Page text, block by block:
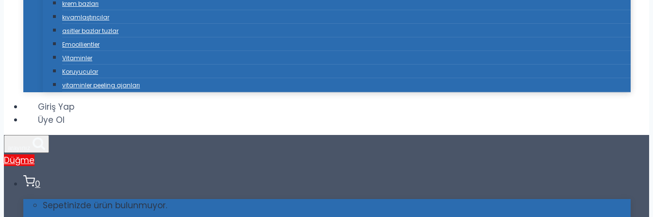
krem bazları
kıvamlaştırıcılar
asitler bazlar tuzlar
Emoollientler
Vitaminler
Koruyucular
vitaminler peeling ajanları
Giriş Yap
Üye Ol
Düğme
0
Sepetinizde ürün bulunmuyor.